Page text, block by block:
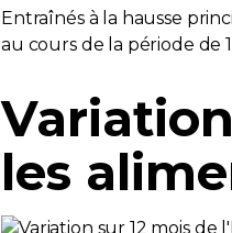
Entraînés à la hausse
au cours de la période de
les